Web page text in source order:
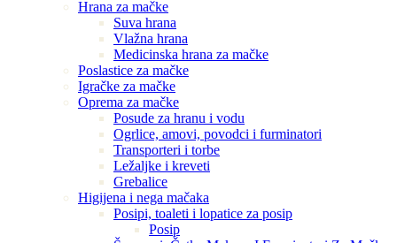
Hrana za mačke
Suva hrana
Vlažna hrana
Medicinska hrana za mačke
Poslastice za mačke
Igračke za mačke
Oprema za mačke
Posude za hranu i vodu
Ogrlice, amovi, povodci i furminatori
Transporteri i torbe
Ležaljke i kreveti
Grebalice
Higijena i nega mačaka
Posipi, toaleti i lopatice za posip
Posip